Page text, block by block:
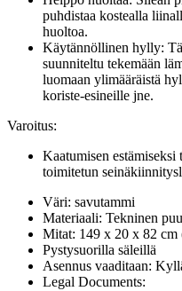
puhdistaa kostealla
huoltoa.
Käytännöllinen hylly:
suunniteltu tekemään
luomaan ylimääräistä
koriste-esineille jne.
Varoitus:
Kaatumisen estämiseksi
toimitetun
Väri: savutammi
Materiaali: Tekninen puu
Mitat: 149 x 20 x 82
Pystysuorilla säleillä
Asennus vaaditaan:
Legal Documents: